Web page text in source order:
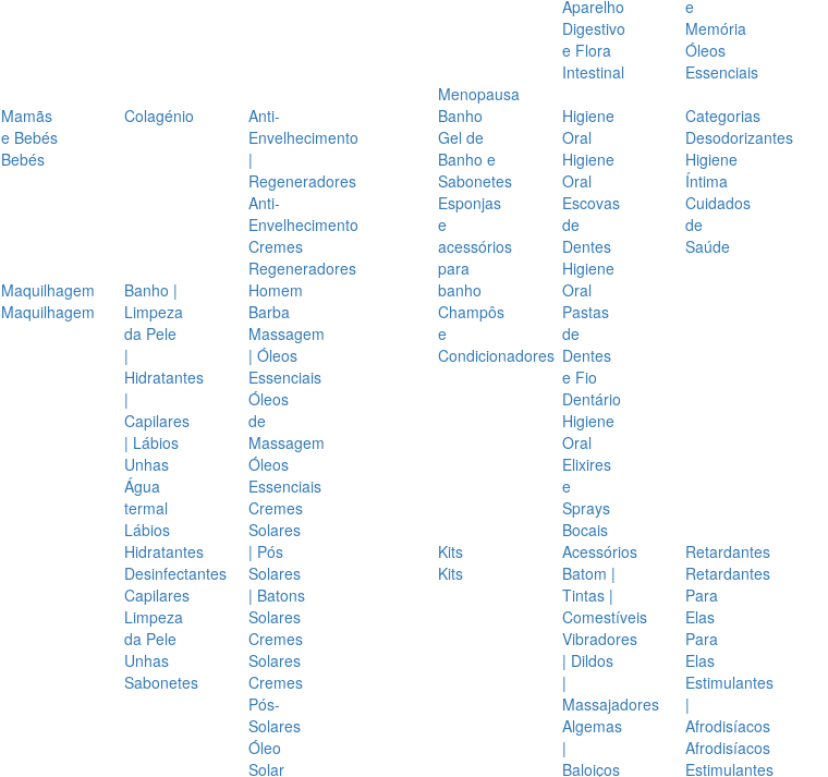
Aparelho
Digestivo
e Flora
Intestinal
e
Memória
Óleos
Essenciais
Menopausa
Mamãs
e Bebés
Bebés
Colagénio
Anti-
Envelhecimento
|
Regeneradores
Anti-
Envelhecimento
Cremes
Regeneradores
Maquilhagem
Maquilhagem
Banho |
Limpeza
da Pele
|
Hidratantes
|
Capilares
| Lábios
Unhas
Água
termal
Lábios
Hidratantes
Desinfectantes
Capilares
Limpeza
da Pele
Unhas
Sabonetes
Homem
Barba
Massagem
| Óleos
Essenciais
Óleos
de
Massagem
Óleos
Essenciais
Cremes
Solares
| Pós
Solares
| Batons
Solares
Cremes
Solares
Cremes
Pós-
Solares
Óleo
Solar
Banho
Gel de
Banho e
Sabonetes
Esponjas
e
acessórios
para
banho
Champôs
e
Condicionadores
Higiene
Oral
Higiene
Oral
Escovas
de
Dentes
Higiene
Oral
Pastas
de
Dentes
e Fio
Dentário
Higiene
Oral
Elixires
e
Sprays
Bocais
Categorias
Desodorizantes
Higiene
Íntima
Cuidados
de
Saúde
Kits
Kits
Acessórios
Batom |
Tintas |
Comestíveis
Vibradores
| Dildos
|
Massajadores
Algemas
|
Baloiços
Retardantes
Retardantes
Para
Elas
Para
Elas
Estimulantes
|
Afrodisíacos
Afrodisíacos
Estimulantes